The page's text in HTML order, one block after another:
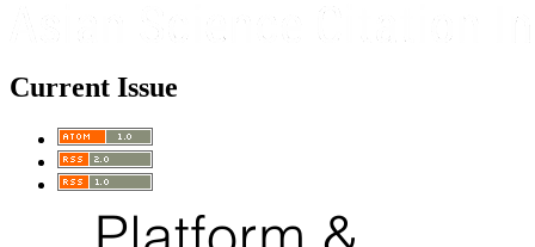
Current Issue